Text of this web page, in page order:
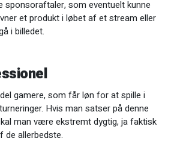
sponsoraftaler, som eventuelt kunne
et produkt i løbet af et stream eller
i billedet.
gamere, som får løn for at spille i
Hvis man satser på denne
man være ekstremt dygtig, ja faktisk
de allerbedste.